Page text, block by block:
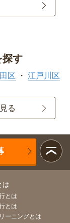
探す
区 江戸川区
る
は
とは
とは
ーニングとは